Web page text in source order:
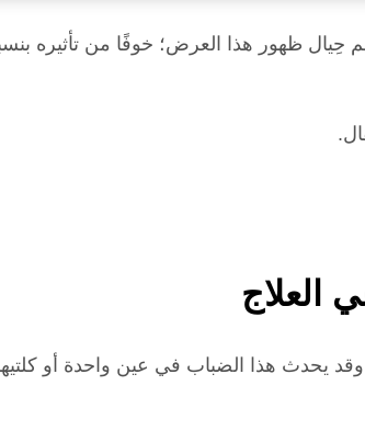
حِيال ظهور هذا العرض؛ خوفًا من تأثيره
العلاج
يحدث هذا الضباب في عين واحدة أو